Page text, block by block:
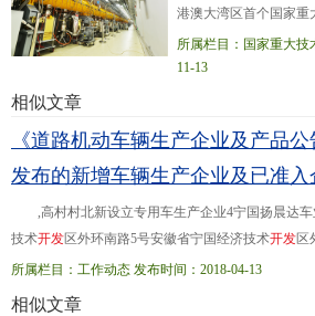
港澳大湾区首个国家重
8000万电子伏特负氢离
伏特快循环同步
加速器、靶站、谱仪等
如创新性地采用较低能
所属栏目：国家重大技
11-13
相似文章
《道路机动车辆生产企业及产品
发布的新增车辆生产企业及已准
,高村村北新设立专用车生产企业4宁国扬晨达
技术开发区外环南路5号安徽省宁国经济技术开发区
产企业5安徽财富汽车有限公司安徽省 合 肥市
二层安徽...经济
所属栏目：工作动态 发布时间：2018-04-13
相似文章